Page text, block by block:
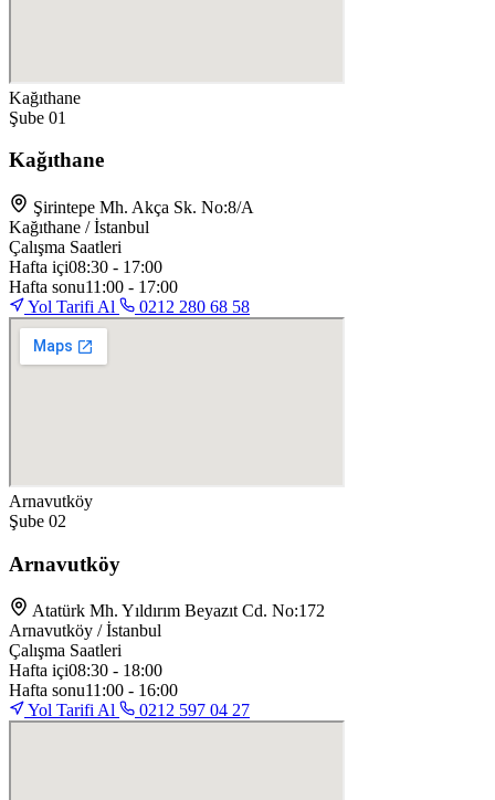
Kağıthane
Şube 01
Kağıthane
Şirintepe Mh. Akça Sk. No:8/A
Kağıthane / İstanbul
Çalışma Saatleri
Hafta içi08:30 - 17:00
Hafta sonu11:00 - 17:00
Yol Tarifi Al
0212 280 68 58
Arnavutköy
Şube 02
Arnavutköy
Atatürk Mh. Yıldırım Beyazıt Cd. No:172
Arnavutköy / İstanbul
Çalışma Saatleri
Hafta içi08:30 - 18:00
Hafta sonu11:00 - 16:00
Yol Tarifi Al
0212 597 04 27